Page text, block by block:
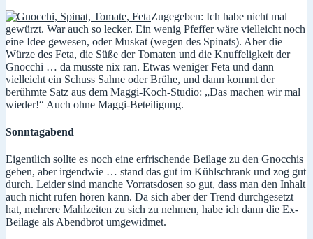
Zugegeben: Ich habe nicht mal
gewürzt. War auch so lecker. Ein wenig Pfeffer wäre vielleicht noch
eine Idee gewesen, oder Muskat (wegen des Spinats). Aber die
Würze des Feta, die Süße der Tomaten und die Knuffeligkeit der
Gnocchi … da musste nix ran. Etwas weniger Feta und dann
vielleicht ein Schuss Sahne oder Brühe, und dann kommt der
berühmte Satz aus dem Maggi-Koch-Studio: „Das machen wir mal
wieder!“ Auch ohne Maggi-Beteiligung.
Sonntagabend
Eigentlich sollte es noch eine erfrischende Beilage zu den Gnocchis
geben, aber irgendwie … stand das gut im Kühlschrank und zog gut
durch. Leider sind manche Vorratsdosen so gut, dass man den Inhalt
auch nicht rufen hören kann. Da sich aber der Trend durchgesetzt
hat, mehrere Mahlzeiten zu sich zu nehmen, habe ich dann die Ex-
Beilage als Abendbrot umgewidmet.